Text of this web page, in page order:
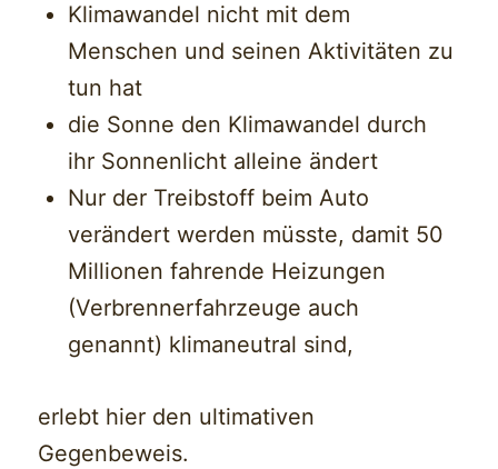
Klimawandel nicht mit dem
Menschen und seinen Aktivitäten zu
tun hat
die Sonne den Klimawandel durch
ihr Sonnenlicht alleine ändert
Nur der Treibstoff beim Auto
verändert werden müsste, damit 50
Millionen fahrende Heizungen
(Verbrennerfahrzeuge auch
genannt) klimaneutral sind,
erlebt hier den ultimativen
Gegenbeweis.